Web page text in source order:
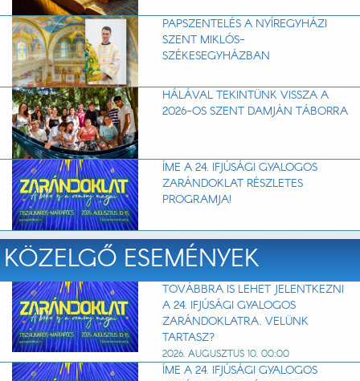
PAPSZENTELÉS A NYÍREGYHÁZI
SZENT MIKLÓS-
SZÉKESEGYHÁZBAN
HÁLÁVAL TEKINTÜNK VISSZA A
2026-OS SZENT DAMJÁN TÁBORRA
ÍME A 24. IFJÚSÁGI GYALOGOS
ZARÁNDOKLAT RÉSZLETES
PROGRAMJA!
KÖZELGŐ ESEMÉNYEK
TOVÁBBRA IS LEHET JELENTKEZNI
A 24. IFJÚSÁGI GYALOGOS
ZARÁNDOKLATRA. VELÜNK
TARTASZ?
2026. AUGUSZTUS 10. 00:00
ÍME A 24. IFJÚSÁGI GYALOGOS